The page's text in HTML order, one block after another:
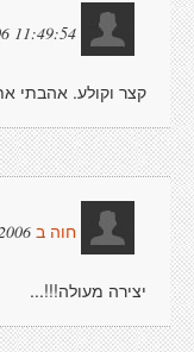
11:49:54
קצר וקולע. אהבתי
חוה ב
יצירה מעולה!!!...